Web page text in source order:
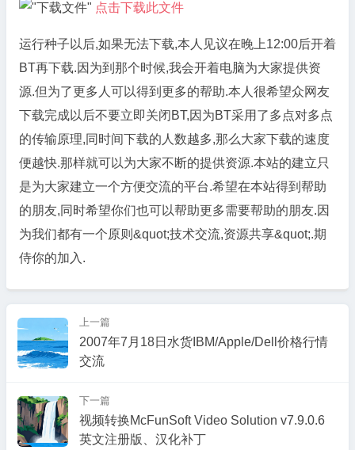
点击下载此文件
运行种子以后,如果无法下载,本人见议在晚上12:00后开着
BT再下载.因为到那个时候,我会开着电脑为大家提供资
源.但为了更多人可以得到更多的帮助.本人很希望众网友
下载完成以后不要立即关闭BT,因为BT采用了多点对多点
的传输原理,同时间下载的人数越多,那么大家下载的速度
便越快.那样就可以为大家不断的提供资源.本站的建立只
是为大家建立一个方便交流的平台.希望在本站得到帮助
的朋友,同时希望你们也可以帮助更多需要帮助的朋友.因
为我们都有一个原则&quot;技术交流,资源共享&quot;.期
侍你的加入.
上一篇
2007年7月18日水货IBM/Apple/Dell价格行情
交流
下一篇
视频转换McFunSoft Video Solution v7.9.0.6
英文注册版、汉化补丁